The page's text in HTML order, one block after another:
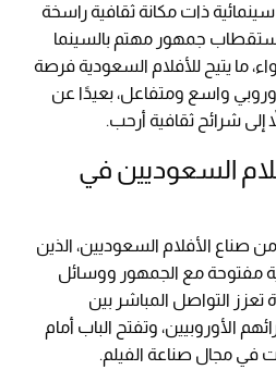
ذات مكانة ثقافية راسخة
جمهور مهتم بالسينما
ما يتيح للأفلام السعودية فرصة
واسع ومتفاعل، بعيدًا عن
إلى شرائح ثقافية أرحب.
السعوديين في
الأفلام السعوديين، الذين
مفتوحة مع الجمهور ووسائل
تعزز التواصل المباشر بين
الأوروبيين، وتفتح الباب أمام
في مجال صناعة الفيلم.